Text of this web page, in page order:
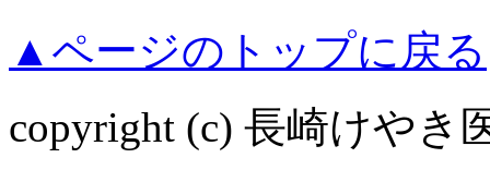
▲ページのトップに戻る
copyright (c) 長崎けやき